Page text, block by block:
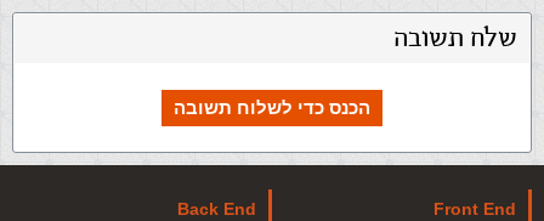
שלח תשובה
הכנס כדי לשלוח תשובה
Front End
Back End